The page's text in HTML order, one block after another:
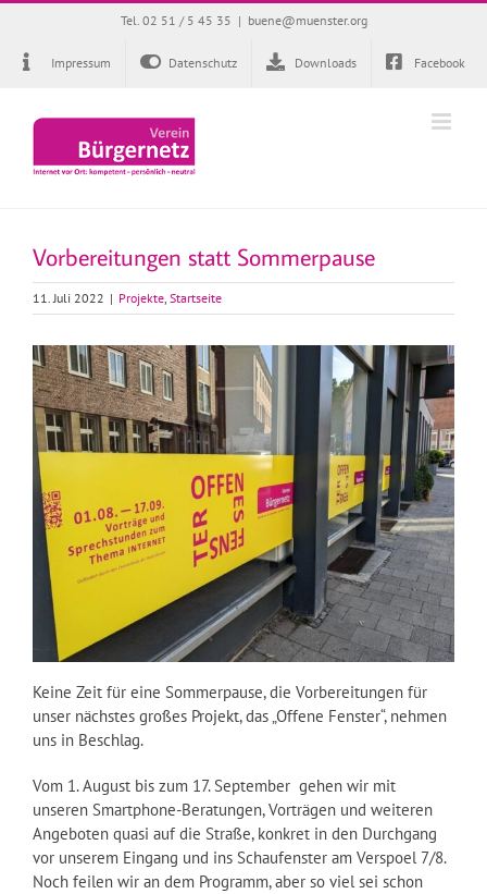
Zum
springen
Tel. 02 51 / 5 45 35 | buene@muenster.org
Impressum Datenschutz Downloads Facebook
Vorbereitungen statt Sommerpause
11. Juli 2022 | Projekte, Startseite
Keine Zeit für eine Sommerpause, die Vorbereitungen für
unser nächstes großes Projekt, das „Offene Fenster“, nehmen
uns in Beschlag.
Vom 1. August bis zum 17. September gehen wir mit
unseren Smartphone-Beratungen, Vorträgen und weiteren
Angeboten quasi auf die Straße, konkret in den Durchgang
vor unserem Eingang und ins Schaufenster am Verspoel 7/8.
Noch feilen wir an dem Programm, aber so viel sei schon